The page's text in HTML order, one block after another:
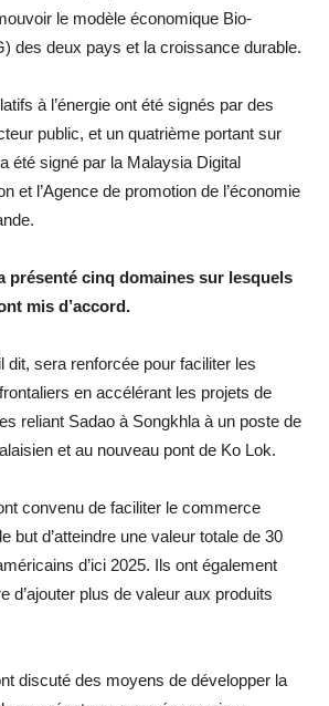
le modèle économique Bio-
des deux pays et la croissance durable.
à l’énergie ont été signés par des
public, et un quatrième portant sur
été signé par la Malaysia Digital
et l’Agence de promotion de l’économie
présenté cinq domaines sur lesquels
mis d’accord.
dit, sera renforcée pour faciliter les
en accélérant les projets de
reliant Sadao à Songkhla à un poste de
et au nouveau pont de Ko Lok.
convenu de faciliter le commerce
but d’atteindre une valeur totale de 30
d’ici 2025. Ils ont également
d’ajouter plus de valeur aux produits
discuté des moyens de développer la